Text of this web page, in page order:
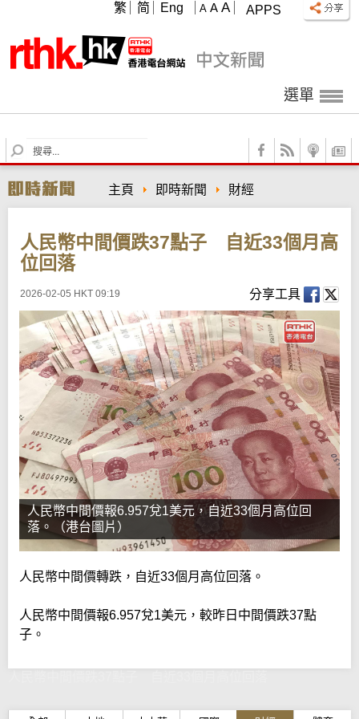
APPS
A A A
繁 简 Eng
選單
S
e
r
c
主頁 即時新聞 財經
人民幣中間價跌37點子 自近33個月高
位回落
2026-02-05 HKT 09:19 分享工具
人民幣中間價報6.957兌1美元，自近33個月高位回
落。（港台圖片）
人民幣中間價轉跌，自近33個月高位回落。
人民幣中間價報6.957兌1美元，較昨日中間價跌37點
子。